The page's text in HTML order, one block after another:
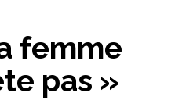
femme
pas »